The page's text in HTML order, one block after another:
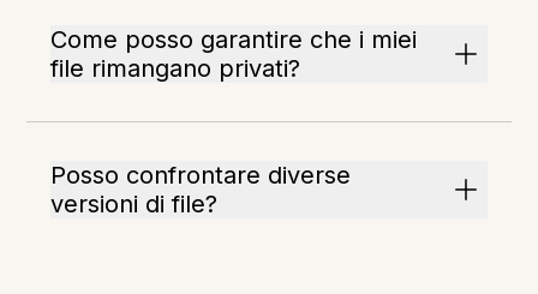
Come posso garantire che i miei
file rimangano privati?
Posso confrontare diverse
versioni di file?